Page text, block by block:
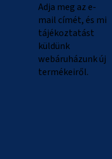
Adja meg az e-
mail címét, és mi
tájékoztatást
küldünk
webáruházunk új
termékeiről.